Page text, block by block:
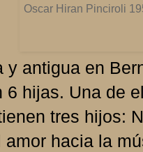
Oscar Hiran Pinciroli
y antigua en
6 hijas. Una de
tres hijos:
hacia la